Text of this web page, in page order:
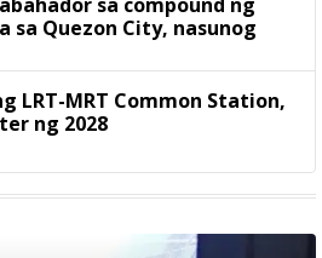
sa Quezon City, nasunog
LRT-MRT Common Station,
ng 2028